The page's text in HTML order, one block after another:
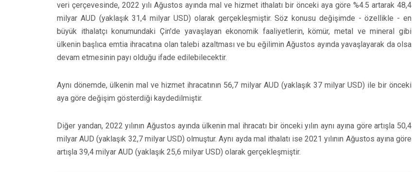
veri çerçevesinde, 2022 yılı Ağustos ayında mal ve hizmet ithalatı bir önceki aya göre %4.5 artarak 48,4
milyar AUD (yaklaşık 31,4 milyar USD) olarak gerçekleşmiştir. Söz konusu değişimde - özellikle - en
büyük ithalatçı konumundaki Çin'de yavaşlayan ekonomik faaliyetlerin, kömür, metal ve mineral gibi
ülkenin başlıca emtia ihracatına olan talebi azaltması ve bu eğilimin Ağustos ayında yavaşlayarak da olsa
devam etmesinin payı olduğu ifade edilebilecektir.
Aynı dönemde, ülkenin mal ve hizmet ihracatının 56,7 milyar AUD (yaklaşık 37 milyar USD) ile bir önceki
aya göre değişim gösterdiği kaydedilmiştir.
Diğer yandan, 2022 yılının Ağustos ayında ülkenin mal ihracatı bir önceki yılın aynı ayına göre artışla 50,4
milyar AUD (yaklaşık 32,7 milyar USD) olmuştur. Aynı ayda mal ithalatı ise 2021 yılının Ağustos ayına göre
artışla 39,4 milyar AUD (yaklaşık 25,6 milyar USD) olarak gerçekleşmiştir.